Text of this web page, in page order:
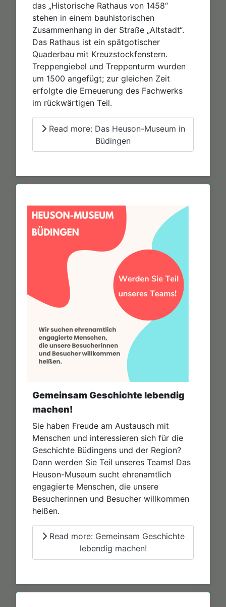
das „Historische Rathaus von 1458“
stehen in einem bauhistorischen
Zusammenhang in der Straße „Altstadt“.
Das Rathaus ist ein spätgotischer
Quaderbau mit Kreuzstockfenstern.
Treppengiebel und Treppenturm wurden
um 1500 angefügt; zur gleichen Zeit
erfolgte die Erneuerung des Fachwerks
im rückwärtigen Teil.
Read more: Das Heuson-Museum in
Büdingen
Gemeinsam Geschichte lebendig
machen!
Sie haben Freude am Austausch mit
Menschen und interessieren sich für die
Geschichte Büdingens und der Region?
Dann werden Sie Teil unseres Teams! Das
Heuson-Museum sucht ehrenamtlich
engagierte Menschen, die unsere
Besucherinnen und Besucher willkommen
heißen.
Read more: Gemeinsam Geschichte
lebendig machen!